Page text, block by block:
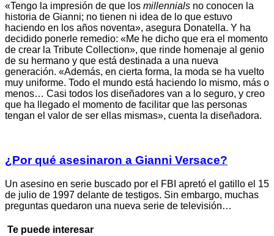
«Tengo la impresión de que los millennials no conocen la
historia de Gianni; no tienen ni idea de lo que estuvo
haciendo en los años noventa», asegura Donatella. Y ha
decidido ponerle remedio: «Me he dicho que era el momento
de crear la Tribute Collection», que rinde homenaje al genio
de su hermano y que está destinada a una nueva
generación. «Además, en cierta forma, la moda se ha vuelto
muy uniforme. Todo el mundo está haciendo lo mismo, más o
menos… Casi todos los diseñadores van a lo seguro, y creo
que ha llegado el momento de facilitar que las personas
tengan el valor de ser ellas mismas», cuenta la diseñadora.
¿Por qué asesinaron a Gianni Versace?
Un asesino en serie buscado por el FBI apretó el gatillo el 15
de julio de 1997 delante de testigos. Sin embargo, muchas
preguntas quedaron una nueva serie de televisión…
Te puede interesar